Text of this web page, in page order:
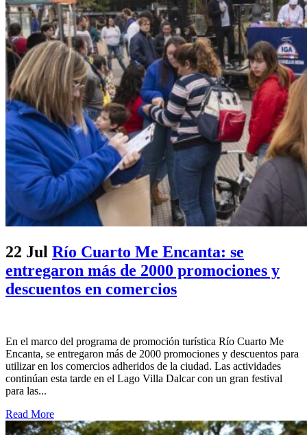
22 Jul Río Cuarto Me Encanta: se
entregaron más de 2000 promociones y
descuentos en comercios
En el marco del programa de promoción turística Río Cuarto Me
Encanta, se entregaron más de 2000 promociones y descuentos para
utilizar en los comercios adheridos de la ciudad. Las actividades
continúan esta tarde en el Lago Villa Dalcar con un gran festival
para las...
Read More